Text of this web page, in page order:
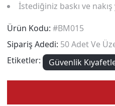
İstediğiniz baskı ve
Ürün Kodu: #BM015
Sipariş Adedi: 50 Adet Ve
Etiketler:
Güvenlik